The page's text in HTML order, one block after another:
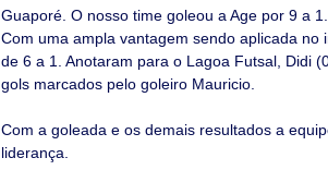
Guaporé. O nosso time goleou a Age por 9 a 1.
Com uma ampla vantagem sendo aplicada
de 6 a 1. Anotaram para o Lagoa Futsal, Didi
gols marcados pelo goleiro Mauricio.
Com a goleada e os demais resultados a
liderança.